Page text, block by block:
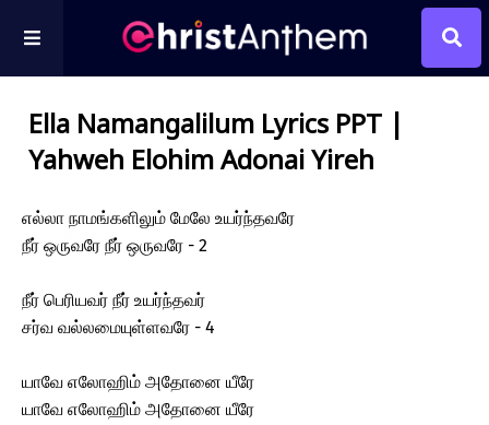
Ella Namangalilum Lyrics PPT |
Yahweh Elohim Adonai Yireh
எல்லா நாமங்களிலும் மேலே உயர்ந்தவரே
நீர் ஒருவரே நீர் ஒருவரே - 2
நீர் பெரியவர் நீர் உயர்ந்தவர்
சர்வ வல்லமையுள்ளவரே - 4
யாவே எலோஹிம் அதோனை யீரே
யாவே எலோஹிம் அதோனை யீரே